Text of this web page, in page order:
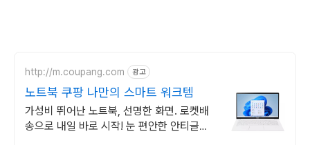
http://m.coupang.com 광고
노트북 쿠팡 나만의 스마트 워크템
가성비 뛰어난 노트북, 선명한 화면. 로켓배
송으로 내일 바로 시작! 눈 편안한 안티글레